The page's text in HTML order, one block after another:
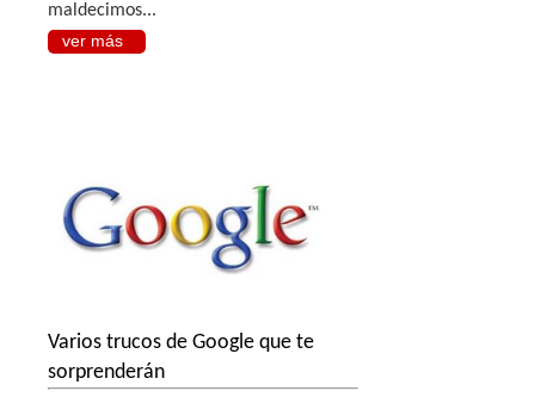
maldecimos...
ver más
Varios trucos de Google que te
sorprenderán